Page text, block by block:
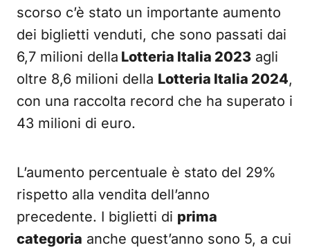
scorso c’è stato un importante aumento
dei biglietti venduti, che sono passati dai
6,7 milioni della Lotteria Italia 2023 agli
oltre 8,6 milioni della Lotteria Italia 2024,
con una raccolta record che ha superato i
43 milioni di euro.
L’aumento percentuale è stato del 29%
rispetto alla vendita dell’anno
precedente. I biglietti di prima
categoria anche quest’anno sono 5, a cui